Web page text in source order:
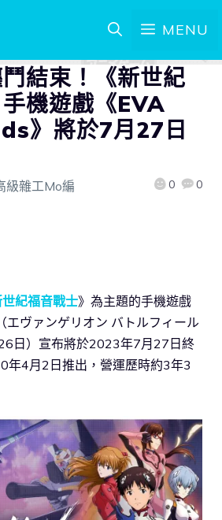
MENU
結束！《新世紀
機遊戲《EVA
》將於7月27日
級雜工Mo編 0 0
紀福音戰士》為主題的手機遊戲
エヴァンゲリオン バトルフィール
日）宣布將於2023年7月27日終
年4月2日推出，營運歷時約3年3